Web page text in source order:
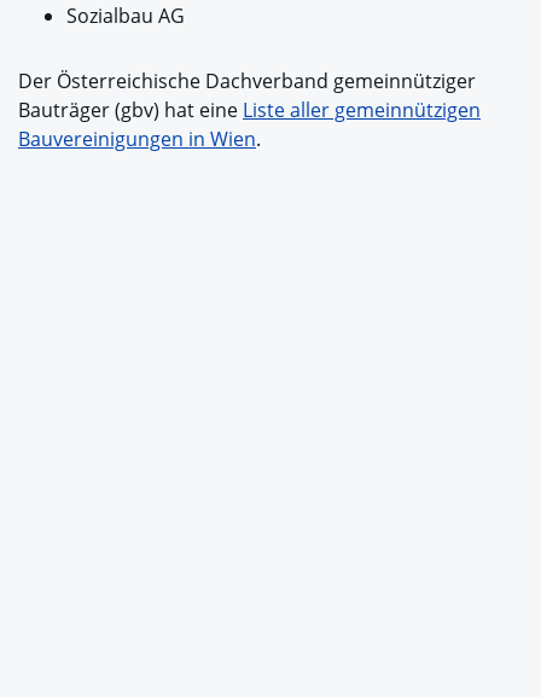
Sozialbau AG
Der Österreichische Dachverband gemeinnütziger
Bauträger (gbv) hat eine Liste aller gemeinnützigen
Bauvereinigungen in Wien.